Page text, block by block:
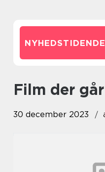
film der
30 december 2023